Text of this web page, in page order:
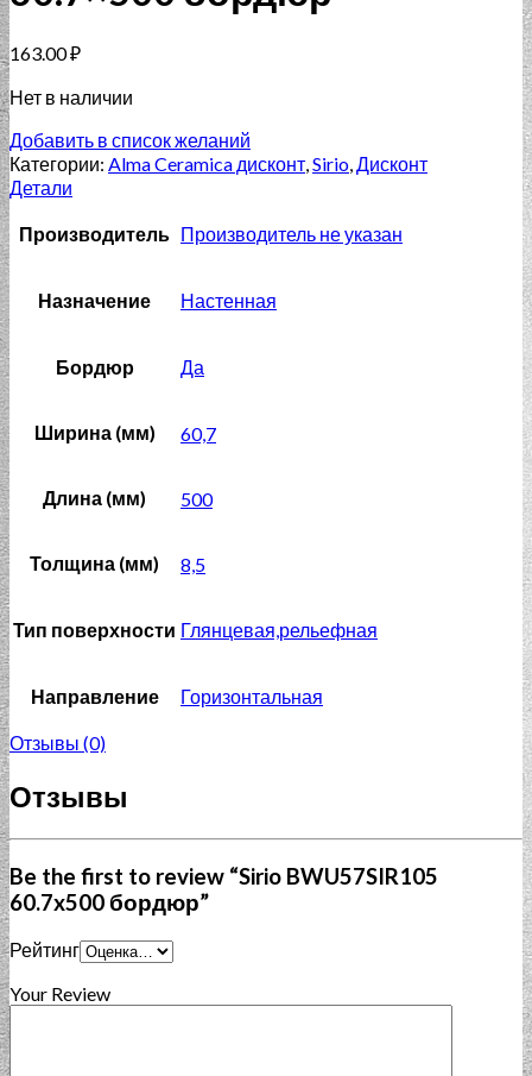
163.00₽
Нет в наличии
Добавить в список желаний
Категории: Alma Ceramica дисконт,Sirio,Дисконт
Детали
Производитель Производитель не указан
Назначение Настенная
Бордюр Да
Ширина (мм) 60,7
Длина (мм) 500
Толщина (мм) 8,5
Тип поверхности Глянцевая,рельефная
Направление Горизонтальная
Отзывы (0)
Отзывы
Be the first to review “Sirio BWU57SIR105
60.7x500 бордюр”
Рейтинг
Your Review